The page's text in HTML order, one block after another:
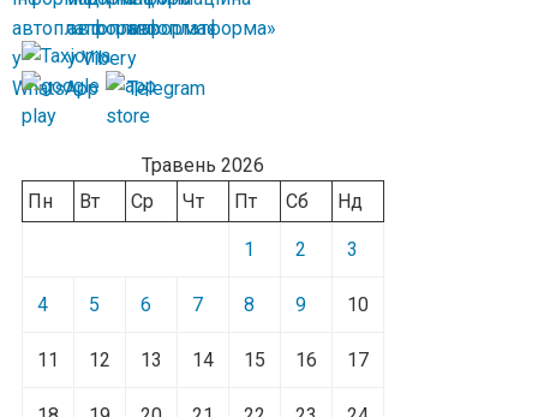
Травень 2026
Пн
Вт Ср Чт Пт Сб Нд
1 2 3
4 5 6 7 8 9 10
11 12 13 14 15 16 17